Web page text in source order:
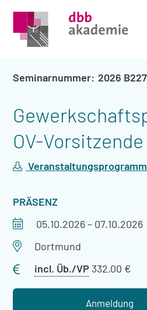
2026
OV-Vorsitzende
Veranstaltungsprogramm
VERANSTALTUNGSART
PRÄSENZ
Veranstaltungszeitraum
05.10.2026– 07.10.2026
Veranstaltungsort
Dortmund
incl. Üb./VP Preis
332,00 €
Anmeldung